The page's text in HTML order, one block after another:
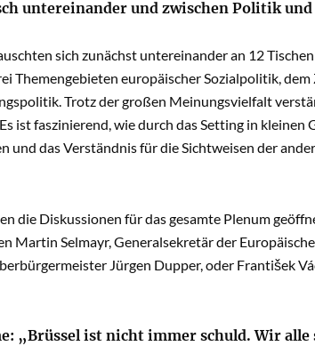
untereinander und zwischen Politik
sich zunächst untereinander an 12
Themengebieten europäischer Sozialpolitik,
Trotz der großen Meinungsvielfalt
ist faszinierend, wie durch das Setting in
das Verständnis für die Sichtweisen der
die Diskussionen für das gesamte Plenum
Martin Selmayr, Generalsekretär der
Jürgen Dupper, oder František
„Brüssel ist nicht immer schuld. Wir alle